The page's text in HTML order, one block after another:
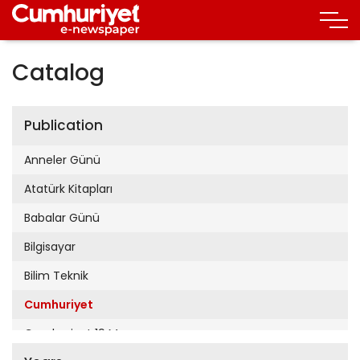
Catalog
Publication
Anneler Günü
Atatürk Kitapları
Babalar Günü
Bilgisayar
Bilim Teknik
Cumhuriyet
Cumhuriyet 19 Mayıs